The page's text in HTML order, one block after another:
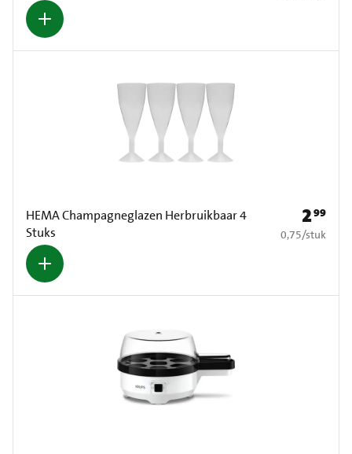
HEMA Champagneglazen Herbruikbaar 4
Stuks
Prijs: €
299
€ 0,75 per stuk
0,75/stuk